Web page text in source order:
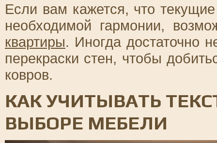
Если вам кажется, что
необходимой гармонии,
квартиры. Иногда достаточно
перекраски стен, чтобы
ковров.
КАК УЧИТЫВАТЬ
ВЫБОРЕ МЕБЕЛИ